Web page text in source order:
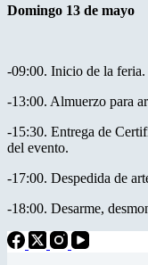
Domingo 13 de mayo
-09:00. Inicio de la feria.
-13:00. Almuerzo para
-15:30. Entrega de
del evento.
-17:00. Despedida de
-18:00. Desarme,